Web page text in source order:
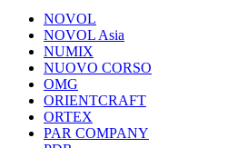
NOVOL
NOVOL Asia
NUMIX
NUOVO CORSO
OMG
ORIENTCRAFT
ORTEX
PAR COMPANY